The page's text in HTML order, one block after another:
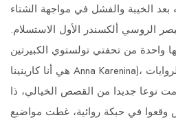
الخيبة والفشل في مواجهة الشتاء
الروسي ألكسندر الأول الاستسلام.
من تحفتي تولستوي الكبيرتين (والأخرى
هي أنا كارينينا Anna Karenina)، وكذلك واحدة من أعظم الروايات
نوعا جديدا من القصص الخيالي، ذا
في حبكة روائية، غطت مواضيع